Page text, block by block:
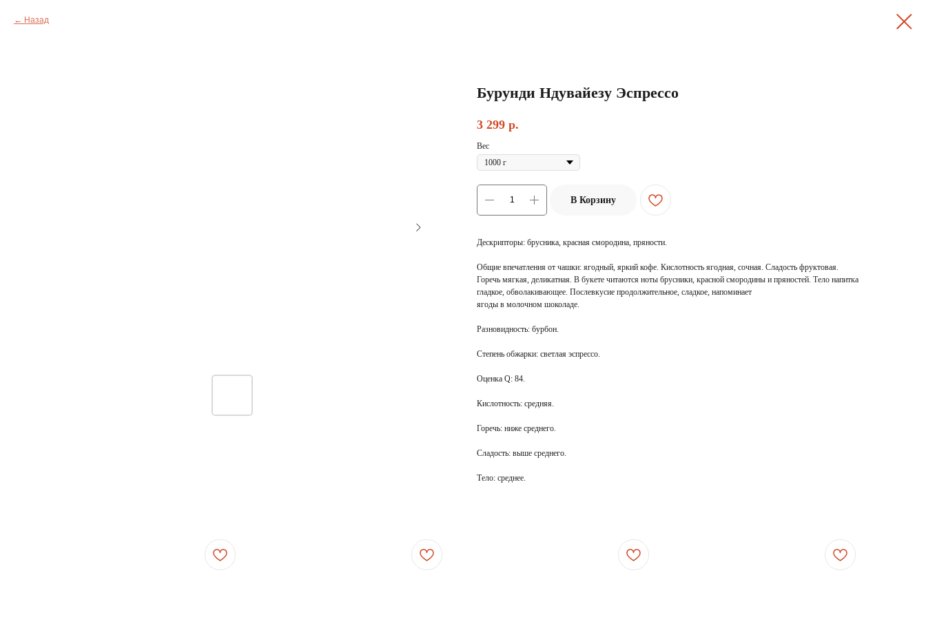
Назад
Бурунди Ндувайезу Эспрессо
3 299 р.
Вес
В Корзину
Дескрипторы: брусника, красная смородина, пряности.
Общие впечатления от чашки: ягодный, яркий кофе. Кислотность ягодная, сочная. Сладость фруктовая.
Горечь мягкая, деликатная. В букете читаются ноты брусники, красной смородины и пряностей. Тело напитка
гладкое, обволакивающее. Послевкусие продолжительное, сладкое, напоминает
ягоды в молочном шоколаде.
Разновидность: бурбон.
Степень обжарки: светлая эспрессо.
Оценка Q: 84.
Кислотность: средняя.
Горечь: ниже среднего.
Сладость: выше среднего.
Тело: среднее.